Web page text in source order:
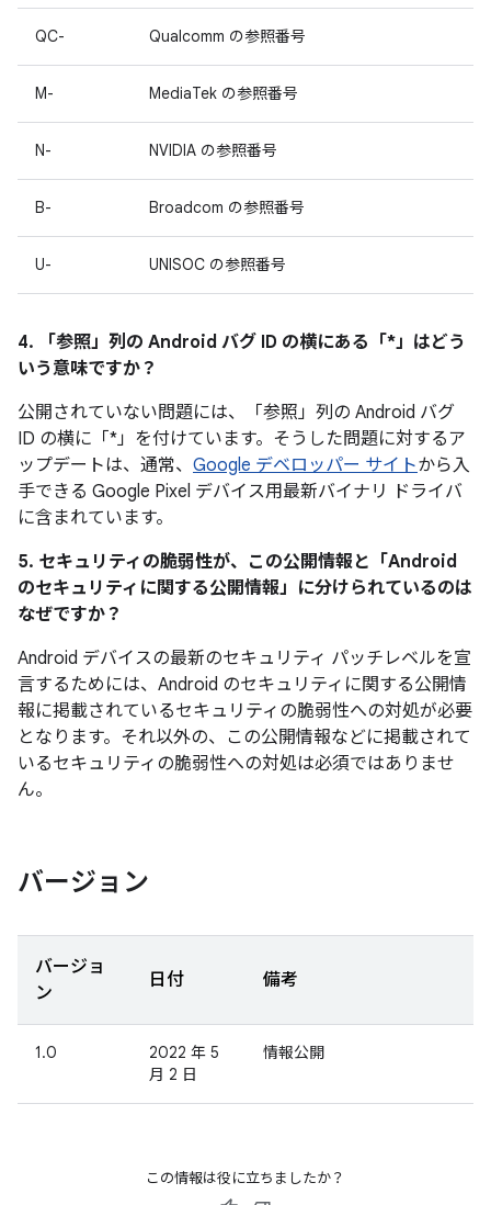
QC- Qualcomm の参照番号
M- MediaTek の参照番号
N- NVIDIA の参照番号
B- Broadcom の参照番号
U- UNISOC の参照番号
4. 「参照」 列の Android バグ ID の横にある「*」はどう
いう意味ですか？
公開されていない問題には、「参照」 列の Android バグ
ID の横に「*」を付けています。そうした問題に対するア
ップデートは、通常、 Google デベロッパー サイトから入
手できる Google Pixel デバイス用最新バイナリ ドライバ
に含まれています。
5. セキュリティの脆弱性が、この公開情報と「Android
のセキュリティに関する公開情報」に分けられているのは
なぜですか？
Android デバイスの最新のセキュリティ パッチレベルを宣
言するためには、Android のセキュリティに関する公開情
報に掲載されているセキュリティの脆弱性への対処が必要
となります。それ以外の、この公開情報などに掲載されて
いるセキュリティの脆弱性への対処は必須ではありませ
ん。
バージョン
バージョ
ン
日付 備考
1.0
2022 年 5
月 2 日
情報公開
この情報は役に立ちましたか？